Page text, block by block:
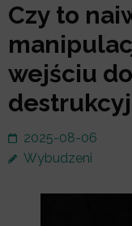
Czy to
wejściu
2025-08-06
Wybudzeni